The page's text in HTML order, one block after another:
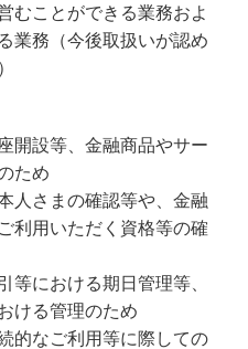
むことができる業務およ
業務（今後取扱いが認め
開設等、金融商品やサー
ため
人さまの確認等や、金融
利用いただく資格等の確
等における期日管理等、
ける管理のため
的なご利用等に際しての